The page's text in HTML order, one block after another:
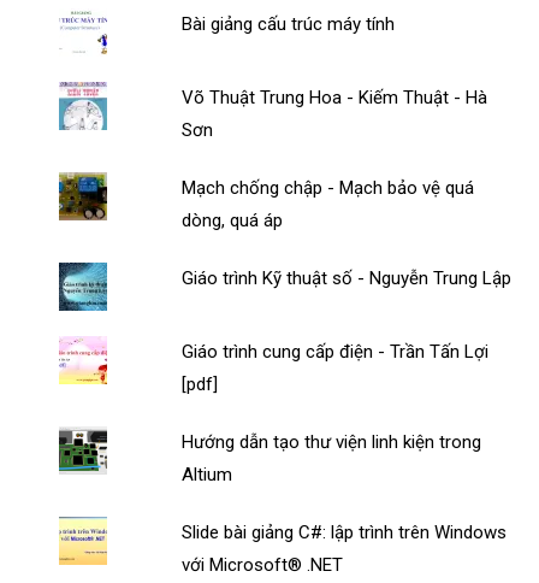
Bài giảng cấu trúc máy tính
Võ Thuật Trung Hoa - Kiếm Thuật - Hà
Sơn
Mạch chống chập - Mạch bảo vệ quá
dòng, quá áp
Giáo trình Kỹ thuật số - Nguyễn Trung Lập
Giáo trình cung cấp điện - Trần Tấn Lợi
[pdf]
Hướng dẫn tạo thư viện linh kiện trong
Altium
Slide bài giảng C#: lập trình trên Windows
với Microsoft® .NET